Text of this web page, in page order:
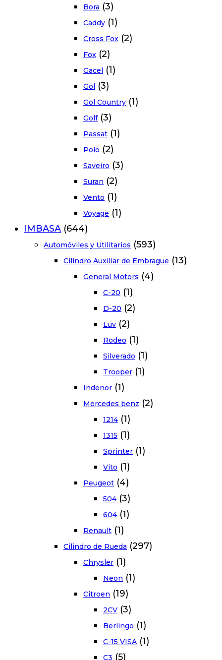
Bora (3)
Caddy (1)
Cross Fox (2)
Fox (2)
Gacel (1)
Gol (3)
Gol Country (1)
Golf (3)
Passat (1)
Polo (2)
Saveiro (3)
Suran (2)
Vento (1)
Voyage (1)
IMBASA (644)
Automóviles y Utilitarios (593)
Cilindro Auxiliar de Embrague (13)
General Motors (4)
C-20 (1)
D-20 (2)
Luv (2)
Rodeo (1)
Silverado (1)
Trooper (1)
Indenor (1)
Mercedes benz (2)
1214 (1)
1315 (1)
Sprinter (1)
Vito (1)
Peugeot (4)
504 (3)
604 (1)
Renault (1)
Cilindro de Rueda (297)
Chrysler (1)
Neon (1)
Citroen (19)
2CV (3)
Berlingo (1)
C-15 VISA (1)
C3 (5)